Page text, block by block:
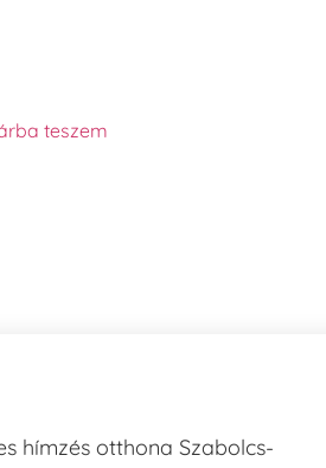
teszem
hímzés otthona Szabolcs-